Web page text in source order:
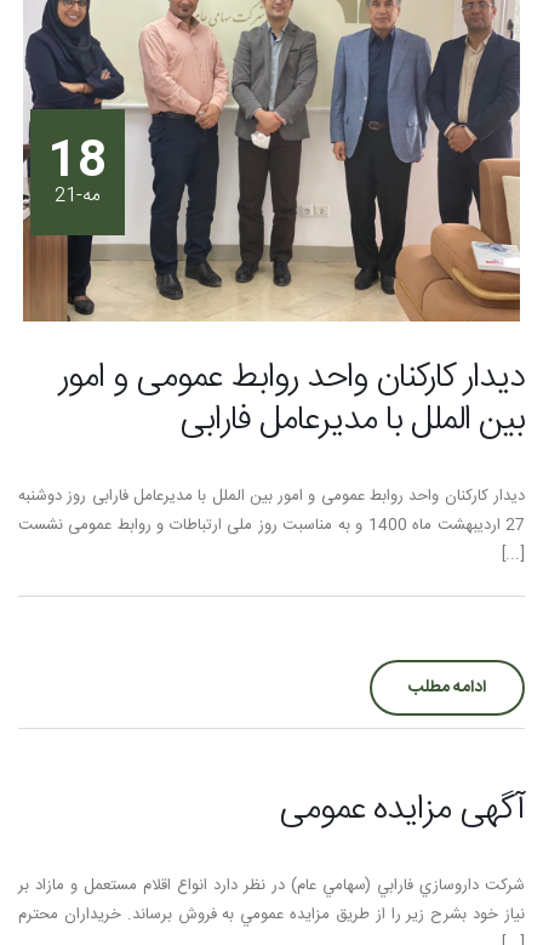
18
مه-21
دیدار کارکنان واحد روابط عمومی و امور
بین الملل با مدیرعامل فارابی
دیدار کارکنان واحد روابط عمومی و امور بین الملل با مدیرعامل فارابی روز دوشنبه
27 اردیبهشت ماه 1400 و به مناسبت روز ملی ارتباطات و روابط عمومی نشست
[...]
ادامه مطلب
آگهی مزایده عمومی
شركت داروسازي فارابي (سهامي عام) در نظر دارد انواع اقلام مستعمل و مازاد بر
نياز خود بشرح زير را از طريق مزايده عمومي به فروش برساند. خريداران محترم